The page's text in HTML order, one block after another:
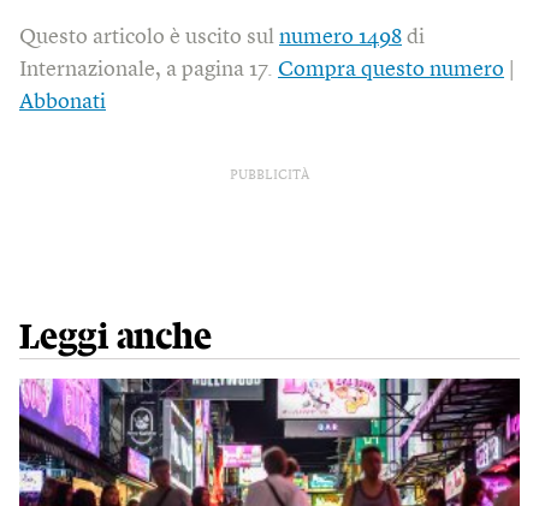
Questo articolo è uscito sul numero 1498 di
Internazionale, a pagina 17. Compra questo numero
Abbonati
PUBBLICITÀ
Leggi anche